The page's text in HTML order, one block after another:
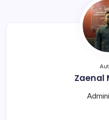
Zaenal